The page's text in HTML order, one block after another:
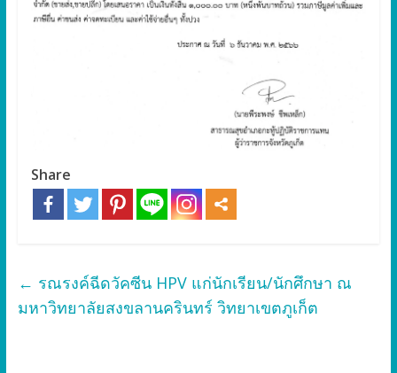
Share
← รณรงค์ฉีดวัคซีน HPV แก่นักเรียน/นักศึกษา ณ
มหาวิทยาลัยสงขลานครินทร์ วิทยาเขตภูเก็ต